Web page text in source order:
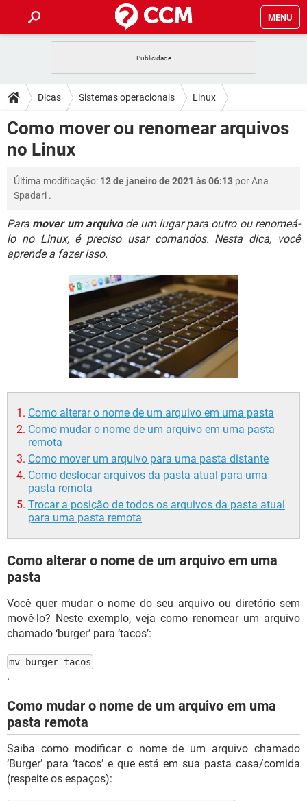
MENU
CELULAR FACEBOOK
OUTLOOK EXCEL
INSTAGRAM
DICAS
JOGOS WHATSAPP
CELULAR FACEBOOK
INSTAGRAM GMAIL
DOWNLOADS
JOGOS
OUTLOOK
INSTAGRAM
GUIA DE COMPRAS
FÓRUM
JOGOS WHATSAPP
OUTLOOK EXCEL
INSTAGRAM
GUIA DE COMPRAS
GLOSSÁRIO
JOGOS
CELULAR FACEBOOK
GMAIL
Dicas Sistemas operacionais Linux
Como mover ou renomear arquivos
no Linux
Última modificação: 12 de janeiro de 2021 às 06:13 porAna
Spadari .
Para mover um arquivode um lugar para outro ou renomeá-
lo no Linux, é preciso usar comandos. Nesta dica, você
aprende a fazer isso.
Como alterar o nome de um arquivo em uma pasta
Como mudar o nome de um arquivo em uma pasta
remota
Como mover um arquivo para uma pasta distante
Como deslocar arquivos da pasta atual para uma
pasta remota
Trocar a posição de todos os arquivos da pasta atual
para uma pasta remota
Como alterar o nome de um arquivo em uma
pasta
Você quer mudar o nome do seu arquivo ou diretório sem
movê-lo? Neste exemplo, veja como renomear um arquivo
chamado ‘burger’ para ‘tacos’:
mv burger tacos
.
Como mudar o nome de um arquivo em uma
pasta remota
Saiba como modificar o nome de um arquivo chamado
‘Burger’ para ‘tacos’ e que está em sua pasta casa/comida
(respeite os espaços):